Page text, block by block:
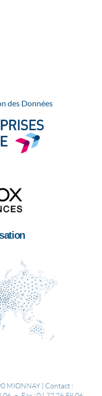
des Données
MIONNAY | Contact :